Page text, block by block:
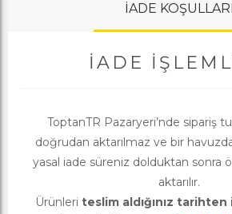
İADE KOŞULLARI
İADE
ToptanTR Pazaryeri’nde sipariş
doğrudan aktarılmaz ve bir
yasal iade süreniz dolduktan sonra
aktarılır.
Ürünleri teslim aldığınız